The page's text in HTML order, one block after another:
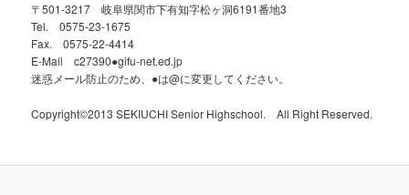
〒501-3217 岐阜県関市下有知字松ヶ洞6191番地3
Tel. 0575-23-1675
Fax. 0575-22-4414
E-Mail c27390●gifu-net.ed.jp
迷惑メール防止のため、●は@に変更してください。
Copyright©2013 SEKIUCHI Senior Highschool. All Right Reserved.